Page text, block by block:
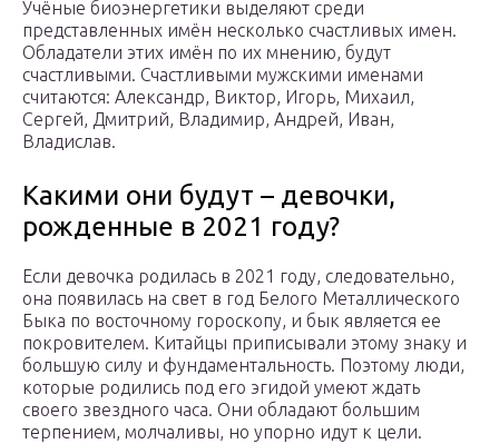
Учёные биоэнергетики выделяют среди
представленных имён несколько счастливых имен.
Обладатели этих имён по их мнению, будут
счастливыми. Счастливыми мужскими именами
считаются: Александр, Виктор, Игорь, Михаил,
Сергей, Дмитрий, Владимир, Андрей, Иван,
Владислав.
Какими они будут – девочки,
рожденные в 2021 году?
Если девочка родилась в 2021 году, следовательно,
она появилась на свет в год Белого Металлического
Быка по восточному гороскопу, и бык является ее
покровителем. Китайцы приписывали этому знаку и
большую силу и фундаментальность. Поэтому люди,
которые родились под его эгидой умеют ждать
своего звездного часа. Они обладают большим
терпением, молчаливы, но упорно идут к цели.